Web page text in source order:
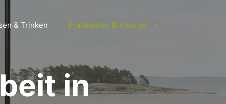
& Trinken Praktisches & Anreise
in